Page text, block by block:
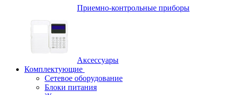
Приемно-контрольные приборы
Аксессуары
Комплектующие
Сетевое оборудование
Блоки питания